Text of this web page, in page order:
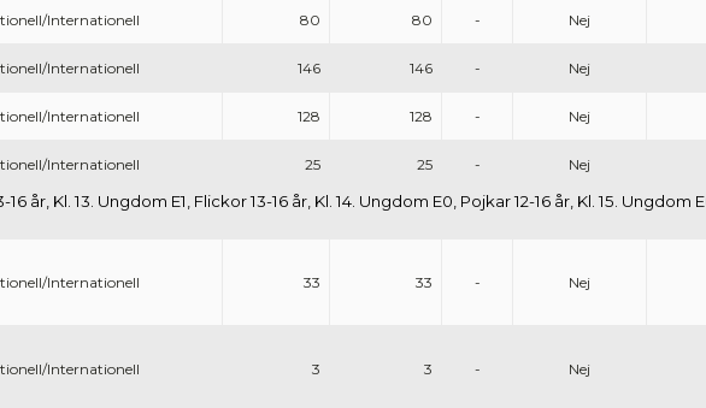
Internationell 80 80 - Nej
Internationell 146 146 - Nej
Internationell 128 128 - Nej
Internationell 25 25 - Nej
16 år, Kl. 13. Ungdom E1, Flickor 13-16 år, Kl. 14. Ungdom E0, Pojkar 12-16 år, Kl. 15. Ungdom
Internationell 33 33 - Nej
Internationell 3 3 - Nej